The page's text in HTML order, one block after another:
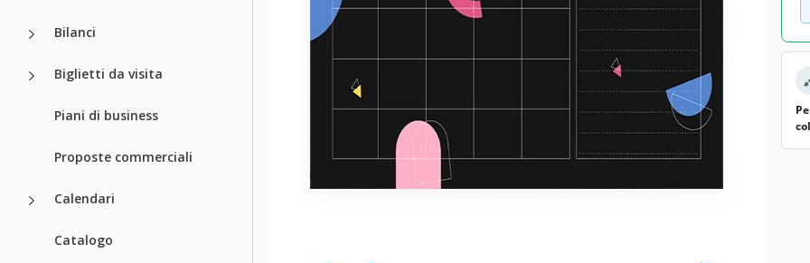
Bilanci
Biglietti da visita
Piani di business
Proposte commerciali
Calendari
Catalogo